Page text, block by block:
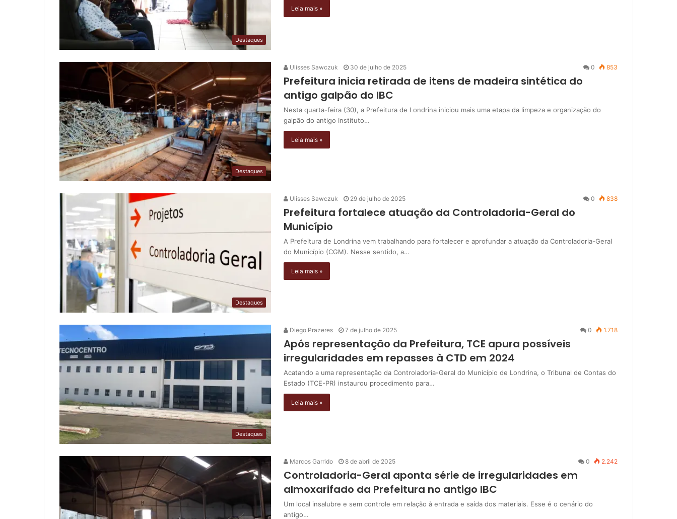
Destaques
Leia mais »
Destaques
Ulisses Sawczuk 30 de julho de 2025 0 853
Prefeitura inicia retirada de itens de madeira sintética do
antigo galpão do IBC
Nesta quarta-feira (30), a Prefeitura de Londrina iniciou mais uma etapa da limpeza e organização do
galpão do antigo Instituto…
Leia mais »
Destaques
Ulisses Sawczuk 29 de julho de 2025 0 838
Prefeitura fortalece atuação da Controladoria-Geral do
Município
A Prefeitura de Londrina vem trabalhando para fortalecer e aprofundar a atuação da Controladoria-Geral
do Município (CGM). Nesse sentido, a…
Leia mais »
Destaques
Diego Prazeres 7 de julho de 2025 0 1.718
Após representação da Prefeitura, TCE apura possíveis
irregularidades em repasses à CTD em 2024
Acatando a uma representação da Controladoria-Geral do Município de Londrina, o Tribunal de Contas do
Estado (TCE-PR) instaurou procedimento para…
Leia mais »
Marcos Garrido 8 de abril de 2025 0 2.242
Controladoria-Geral aponta série de irregularidades em
almoxarifado da Prefeitura no antigo IBC
Um local insalubre e sem controle em relação à entrada e saída dos materiais. Esse é o cenário do
antigo…